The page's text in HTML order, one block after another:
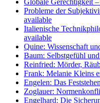
Probleme der
available
Italienische
available
Quine: Wissenschaft
Baum: Selbstgefühl
Reinfried: Mörder,
Frank: Melanie Kleins
Engelen: Das
Zoglauer:
Engelhard: Die